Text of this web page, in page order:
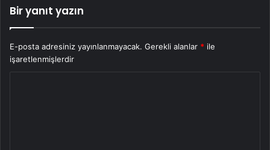
Bir yanıt yazın
E-posta adresiniz yayınlanmayacak. Gerekli alanlar * ile
işaretlenmişlerdir